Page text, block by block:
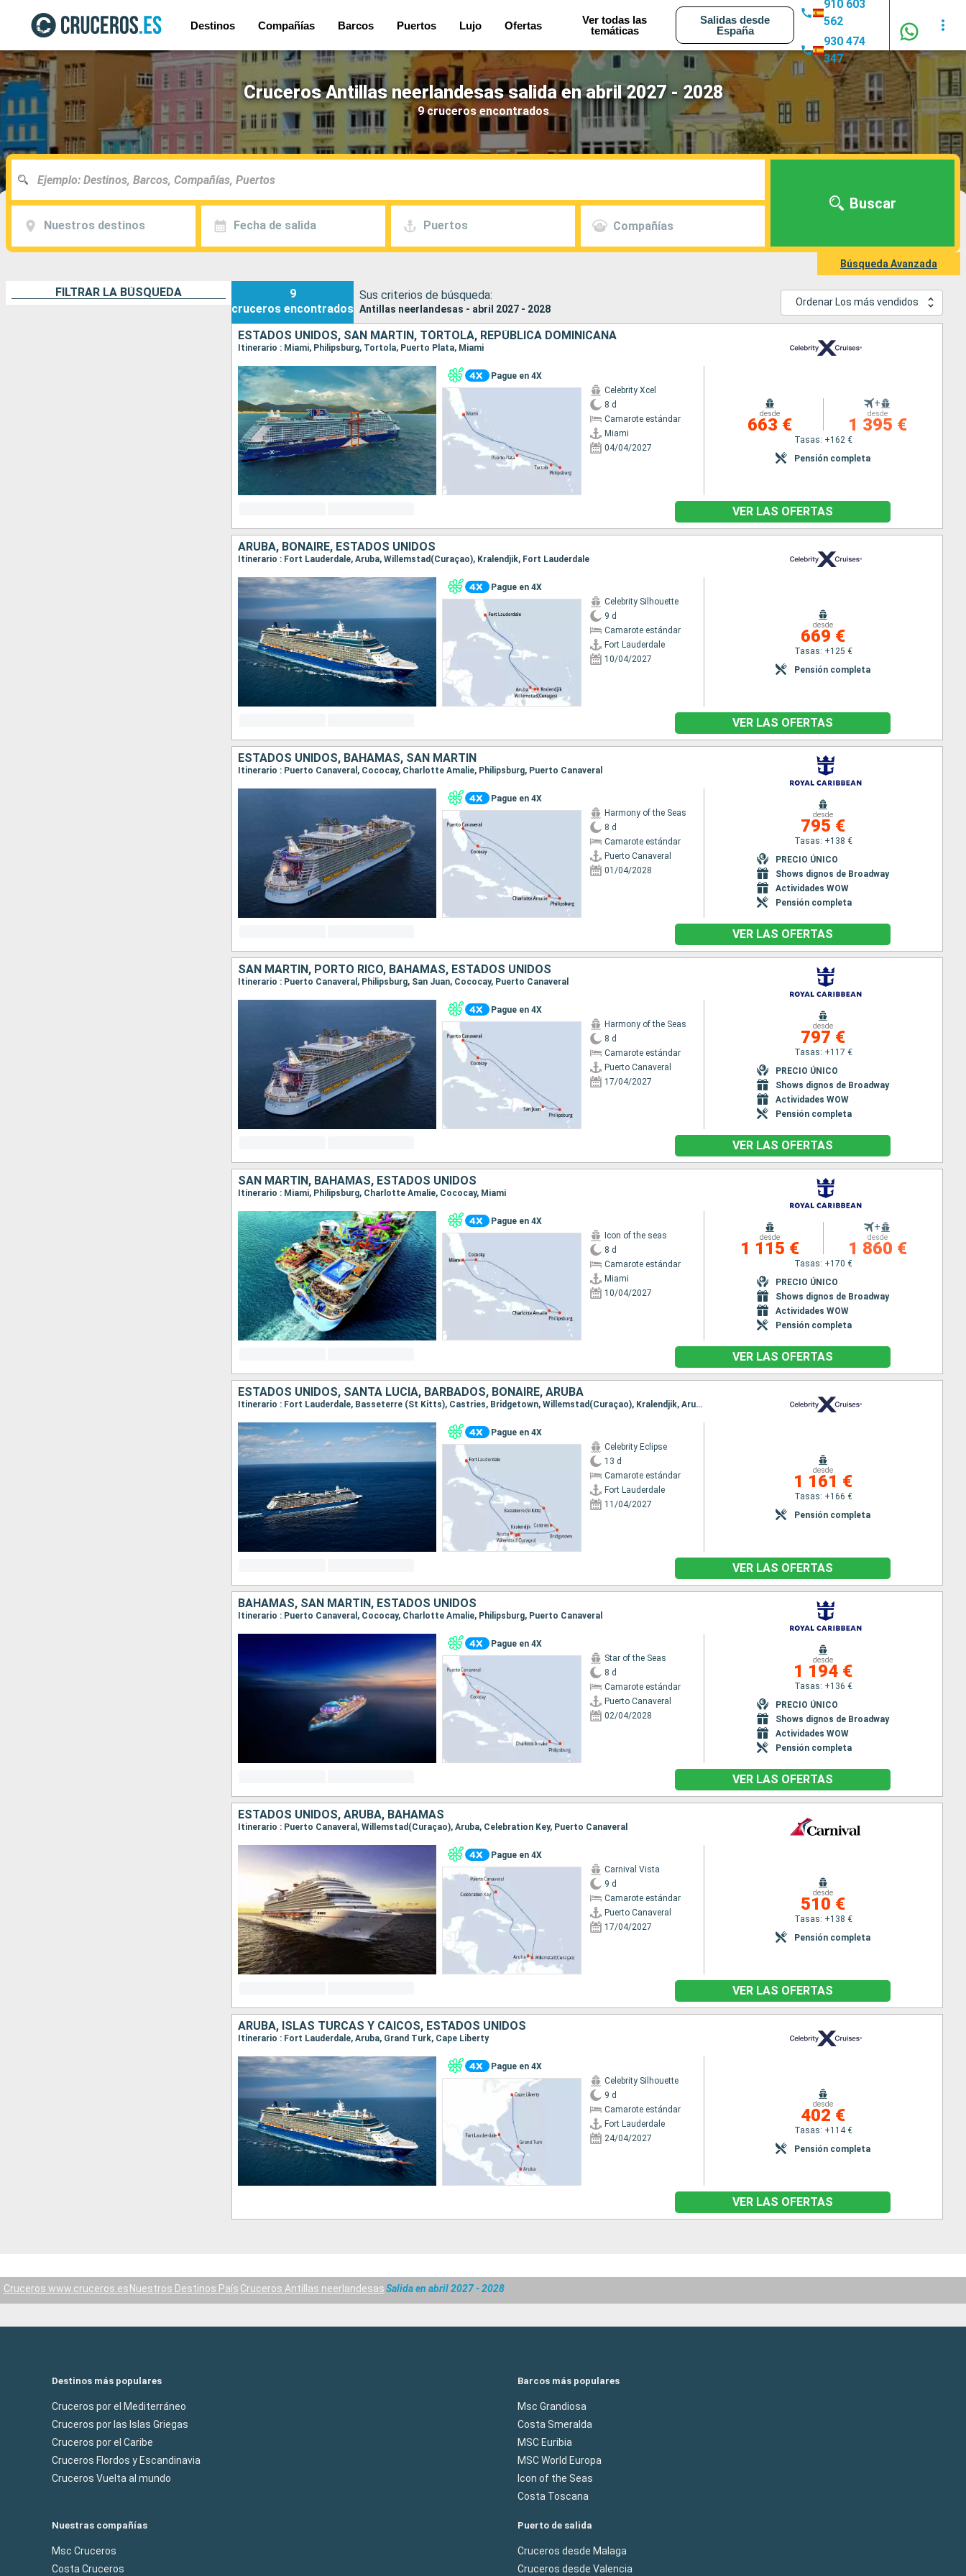
Destinos Compañías Barcos Puertos Lujo Ofertas
Ver todas las
temáticas
Salidas desde
España
910 603
562
930 474
347
Cruceros Antillas neerlandesas salida en abril 2027 - 2028
9 cruceros encontrados
Nuestros destinos Fecha de salida Puertos Compañías
Buscar
Búsqueda Avanzada
FILTRAR LA BÚSQUEDA
9
cruceros encontrados
Sus criterios de búsqueda:
Antillas neerlandesas - abril 2027 - 2028
Ordenar Los más vendidos
ESTADOS UNIDOS, SAN MARTÍN, TÓRTOLA, REPÚBLICA DOMINICANA
Itinerario : Miami, Philipsburg, Tortola, Puerto Plata, Miami
Pague en 4X
Celebrity Xcel
8 d
Camarote estándar
Miami
04/04/2027
desde
663 €
+
desde
1 395 €
Tasas: +162 €
Pensión completa
VER LAS OFERTAS
ARUBA, BONAIRE, ESTADOS UNIDOS
Itinerario : Fort Lauderdale, Aruba, Willemstad(Curaçao), Kralendjik, Fort Lauderdale
Pague en 4X
Celebrity Silhouette
9 d
Camarote estándar
Fort Lauderdale
10/04/2027
desde
669 €
Tasas: +125 €
Pensión completa
VER LAS OFERTAS
ESTADOS UNIDOS, BAHAMAS, SAN MARTÍN
Itinerario : Puerto Canaveral, Cococay, Charlotte Amalie, Philipsburg, Puerto Canaveral
Pague en 4X
Harmony of the Seas
8 d
Camarote estándar
Puerto Canaveral
01/04/2028
desde
795 €
Tasas: +138 €
PRECIO ÚNICO
Shows dignos de Broadway
Actividades WOW
Pensión completa
VER LAS OFERTAS
SAN MARTÍN, PORTO RICO, BAHAMAS, ESTADOS UNIDOS
Itinerario : Puerto Canaveral, Philipsburg, San Juan, Cococay, Puerto Canaveral
Pague en 4X
Harmony of the Seas
8 d
Camarote estándar
Puerto Canaveral
17/04/2027
desde
797 €
Tasas: +117 €
PRECIO ÚNICO
Shows dignos de Broadway
Actividades WOW
Pensión completa
VER LAS OFERTAS
SAN MARTÍN, BAHAMAS, ESTADOS UNIDOS
Itinerario : Miami, Philipsburg, Charlotte Amalie, Cococay, Miami
Pague en 4X
Icon of the seas
8 d
Camarote estándar
Miami
10/04/2027
desde
1 115 €
+
desde
1 860 €
Tasas: +170 €
PRECIO ÚNICO
Shows dignos de Broadway
Actividades WOW
Pensión completa
VER LAS OFERTAS
ESTADOS UNIDOS, SANTA LUCIA, BARBADOS, BONAIRE, ARUBA
Itinerario : Fort Lauderdale, Basseterre (St Kitts), Castries, Bridgetown, Willemstad(Curaçao), Kralendjik, Aruba, Fort Lauderdale
Pague en 4X
Celebrity Eclipse
13 d
Camarote estándar
Fort Lauderdale
11/04/2027
desde
1 161 €
Tasas: +166 €
Pensión completa
VER LAS OFERTAS
BAHAMAS, SAN MARTÍN, ESTADOS UNIDOS
Itinerario : Puerto Canaveral, Cococay, Charlotte Amalie, Philipsburg, Puerto Canaveral
Pague en 4X
Star of the Seas
8 d
Camarote estándar
Puerto Canaveral
02/04/2028
desde
1 194 €
Tasas: +136 €
PRECIO ÚNICO
Shows dignos de Broadway
Actividades WOW
Pensión completa
VER LAS OFERTAS
ESTADOS UNIDOS, ARUBA, BAHAMAS
Itinerario : Puerto Canaveral, Willemstad(Curaçao), Aruba, Celebration Key, Puerto Canaveral
Pague en 4X
Carnival Vista
9 d
Camarote estándar
Puerto Canaveral
17/04/2027
desde
510 €
Tasas: +138 €
Pensión completa
VER LAS OFERTAS
ARUBA, ISLAS TURCAS Y CAICOS, ESTADOS UNIDOS
Itinerario : Fort Lauderdale, Aruba, Grand Turk, Cape Liberty
Pague en 4X
Celebrity Silhouette
9 d
Camarote estándar
Fort Lauderdale
24/04/2027
desde
402 €
Tasas: +114 €
Pensión completa
VER LAS OFERTAS
Cruceros www.cruceros.es Nuestros Destinos País Cruceros Antillas neerlandesasSalida en abril 2027 - 2028
Destinos más populares
Cruceros por el Mediterráneo
Cruceros por las Islas Griegas
Cruceros por el Caribe
Cruceros Flordos y Escandinavia
Cruceros Vuelta al mundo
Barcos más populares
Msc Grandiosa
Costa Smeralda
MSC Euribia
MSC World Europa
Icon of the Seas
Costa Toscana
Nuestras compañías
Msc Cruceros
Costa Cruceros
Puerto de salida
Cruceros desde Malaga
Cruceros desde Valencia